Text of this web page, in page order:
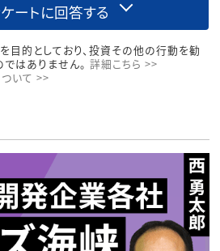
ートに回答する
目的としており、投資その他の行動を勧
はありません。 詳細こちら >>
いて >>